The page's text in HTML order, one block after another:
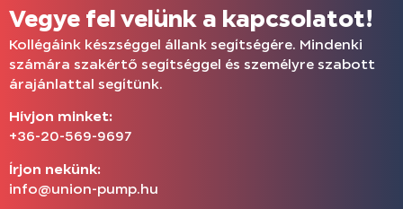
Vegye fel velünk a kapcsolatot!
Kollégáink készséggel állank segítségére. Mindenki
számára szakértő segítséggel és személyre szabott
árajánlattal segítünk.
Hívjon minket:
+36-20-569-9697
Írjon nekünk:
info@union-pump.hu